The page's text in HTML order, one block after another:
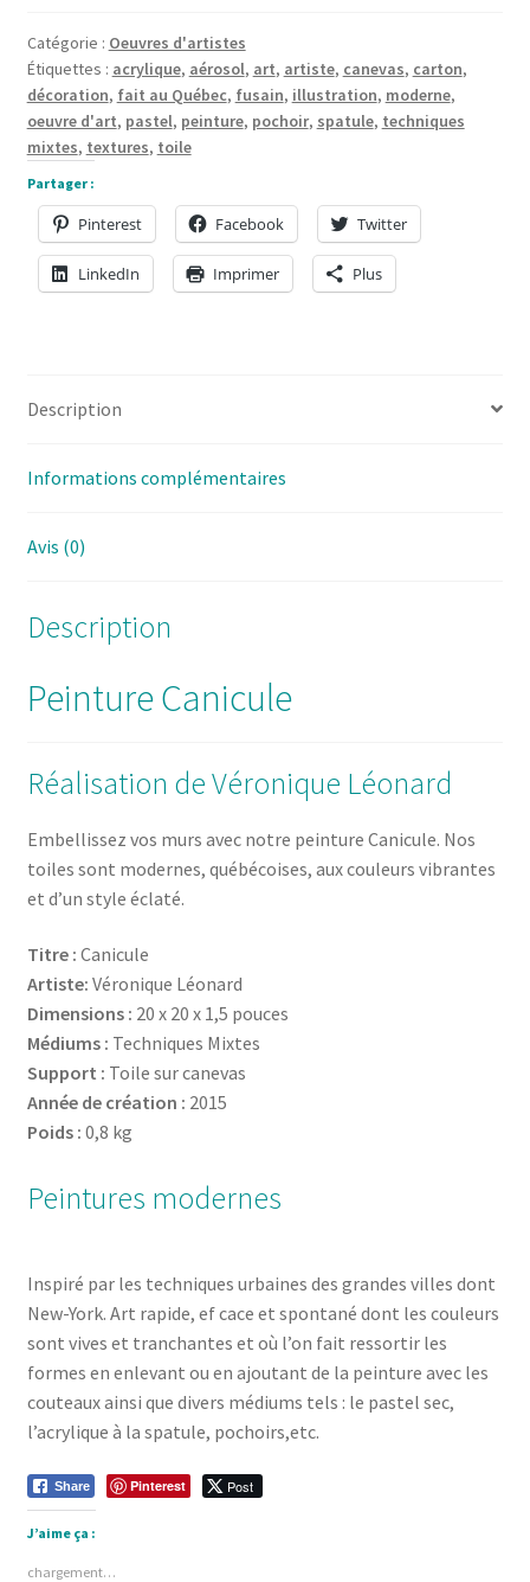
x
20
x
1,5
Catégorie : Oeuvres d'artistes
Étiquettes : acrylique, aérosol, art, artiste, canevas, carton,
décoration, fait au Québec, fusain, illustration, moderne,
oeuvre d'art, pastel, peinture, pochoir, spatule, techniques
mixtes, textures, toile
Partager :
Pinterest Facebook Twitter
LinkedIn Imprimer Plus
Description
Informations complémentaires
Avis (0)
Description
Peinture Canicule
Réalisation de Véronique Léonard
Embellissez vos murs avec notre peinture Canicule. Nos
toiles sont modernes, québécoises, aux couleurs vibrantes
et d’un style éclaté.
Titre : Canicule
Artiste: Véronique Léonard
Dimensions : 20 x 20 x 1,5 pouces
Médiums : Techniques Mixtes
Support : Toile sur canevas
Année de création : 2015
Poids : 0,8 kg
Peintures modernes
Inspiré par les techniques urbaines des grandes villes dont
New-York. Art rapide, ef cace et spontané dont les couleurs
sont vives et tranchantes et où l’on fait ressortir les
formes en enlevant ou en ajoutant de la peinture avec les
couteaux ainsi que divers médiums tels : le pastel sec,
l’acrylique à la spatule, pochoirs,etc.
Share Pinterest Post
J’aime ça :
chargement…